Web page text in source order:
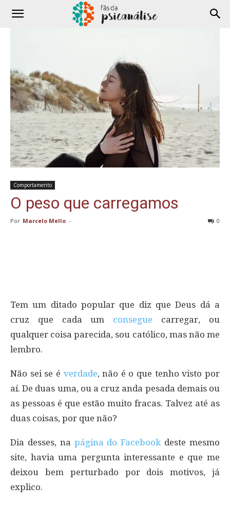
Comportamento
O peso que carregamos
Por Marcelo Mello - 0
Tem um ditado popular que diz que Deus dá a
cruz que cada um consegue carregar, ou
qualquer coisa parecida, sou católico, mas não me
lembro.
Não sei se é verdade, não é o que tenho visto por
aí. De duas uma, ou a cruz anda pesada demais ou
as pessoas é que estão muito fracas. Talvez até as
duas coisas, por que não?
Dia desses, na página do Facebook deste mesmo
site, havia uma pergunta interessante e que me
deixou bem perturbado por dois motivos, já
explico.